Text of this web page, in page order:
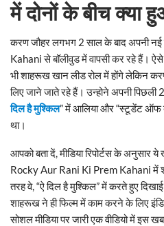
में दोनों के बीच क्या
करण जौहर लगभग 2 साल के बाद अपनी
Kahani से बॉलीवुड में वापसी कर रहे हैं।
भी शाहरूख खान लीड रोल में होंगे लेकिन
लिए जाने जाते रहे हैं। उन्होने अपनी पिछली 2
दिल है मुश्किल” में आलिया और “स्टूडेंट ऑफ
था।
आपको बता दें, मीडिया रिपोर्टस के अनुसार
Rocky Aur Rani Ki Prem Kahani में
तरह वे, “ऐ दिल है मुश्किल” में करते हुए
शाहरूख ने ही फिल्म में काम करने के लिए
सोशल मीडिया पर जारी एक वीडियो में इस